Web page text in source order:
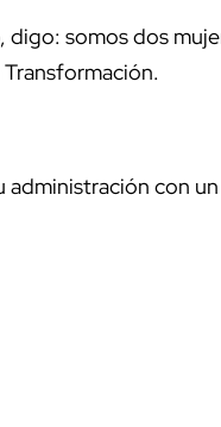
digo: somos dos
administración con un